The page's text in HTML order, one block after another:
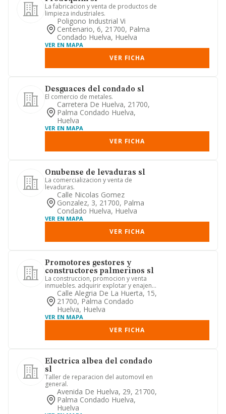
La fabricacion y venta de productos de
limpieza industriales.
Poligono Industrial Vi
Centenario, 6, 21700, Palma
Condado Huelva, Huelva
VER EN MAPA
VER FICHA
Desguaces del condado sl
El comercio de metales.
Carretera De Huelva, 21700,
Palma Condado Huelva,
Huelva
VER EN MAPA
VER FICHA
Onubense de levaduras sl
La comercializacion y venta de
levaduras.
Calle Nicolas Gomez
Gonzalez, 3, 21700, Palma
Condado Huelva, Huelva
VER EN MAPA
VER FICHA
Promotores gestores y
constructores palmerinos sl
La construccion, promocion y venta
inmuebles. adquirir explotar y enajenar
bienes inmuebles, rustic...
Calle Alegria De La Huerta, 15,
21700, Palma Condado
Huelva, Huelva
VER EN MAPA
VER FICHA
Electrica albea del condado
sl
Taller de reparacion del automovil en
general.
Avenida De Huelva, 29, 21700,
Palma Condado Huelva,
Huelva